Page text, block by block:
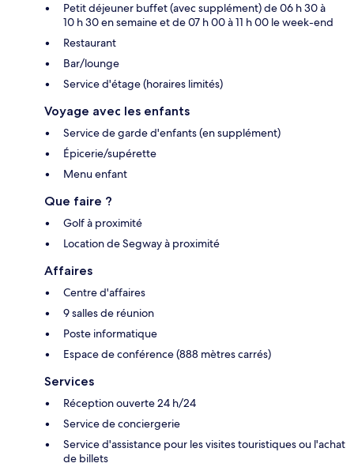
Petit déjeuner buffet (avec supplément) de 06 h 30 à
10 h 30 en semaine et de 07 h 00 à 11 h 00 le week-end
Restaurant
Bar/lounge
Service d'étage (horaires limités)
Voyage avec les enfants
Service de garde d'enfants (en supplément)
Épicerie/supérette
Menu enfant
Que faire ?
Golf à proximité
Location de Segway à proximité
Affaires
Centre d'affaires
9 salles de réunion
Poste informatique
Espace de conférence (888 mètres carrés)
Services
Réception ouverte 24 h/24
Service de conciergerie
Service d'assistance pour les visites touristiques ou l'achat
de billets